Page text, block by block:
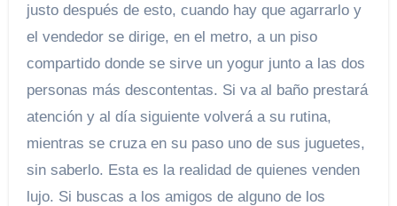
justo después de esto, cuando hay que agarrarlo y
el vendedor se dirige, en el metro, a un piso
compartido donde se sirve un yogur junto a las dos
personas más descontentas. Si va al baño prestará
atención y al día siguiente volverá a su rutina,
mientras se cruza en su paso uno de sus juguetes,
sin saberlo. Esta es la realidad de quienes venden
lujo. Si buscas a los amigos de alguno de los